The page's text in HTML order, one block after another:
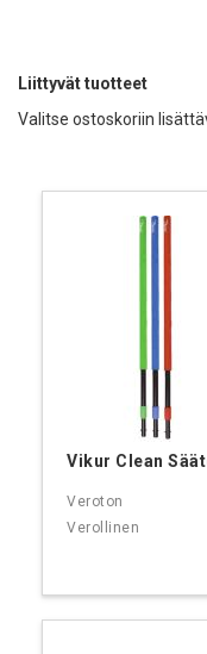
Liittyvät tuotteet
Valitse ostoskoriin
Vikur Clean